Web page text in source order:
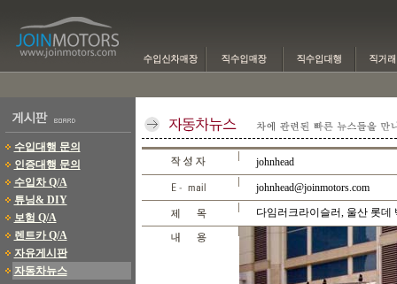
수입대행 문의
인증대행 문의
수입차 Q/A
튜닝& DIY
보험 Q/A
렌트카 Q/A
자유게시판
자동차뉴스
johnhead
johnhead@joinmotors.com
다임러크라이슬러, 울산 롯